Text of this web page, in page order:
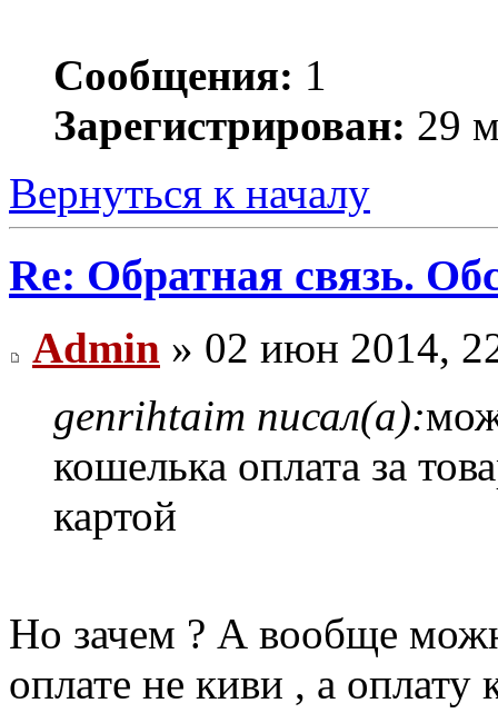
Сообщения: 1
Зарегистрирован: 29
Вернуться к началу
Re: Обратная связь.
Admin » 02 июн 2014,
genrihtaim писал(а):
кошелька оплата за
картой
Но зачем ? А вообще
оплате не киви , а оплату